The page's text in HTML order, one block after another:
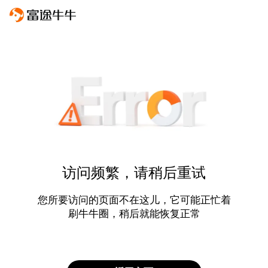
访问频繁，请稍后重试
您所要访问的页面不在这儿，它可能正忙着
刷牛牛圈，稍后就能恢复正常